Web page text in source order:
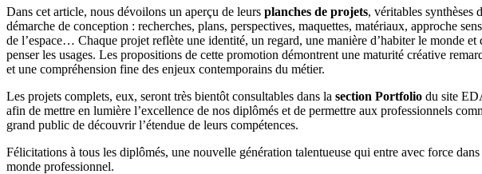
Dans cet article, nous dévoilons un aperçu de leurs planches de projets, véritables synthèses
démarche de conception : recherches, plans, perspectives, maquettes, matériaux, approche
de l’espace… Chaque projet reflète une identité, un regard, une manière d’habiter le monde et
penser les usages. Les propositions de cette promotion démontrent une maturité créative
et une compréhension fine des enjeux contemporains du métier.
Les projets complets, eux, seront très bientôt consultables dans la section Portfolio du site
afin de mettre en lumière l’excellence de nos diplômés et de permettre aux professionnels
grand public de découvrir l’étendue de leurs compétences.
Félicitations à tous les diplômés, une nouvelle génération talentueuse qui entre avec force dans
monde professionnel.